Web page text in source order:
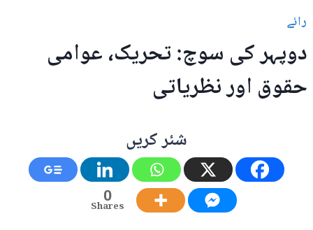
رائے
دوپہر کی سوچ: تحریک، عوامی
حقوق اور نظریاتی
شئر کریں
0
Shares